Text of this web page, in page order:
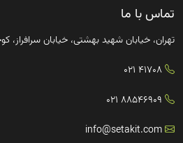
تماس با ما
تهران، خیابان شهید بهشتی، خیابان سرافراز، کوچه دوم،
41708 021
88546909 021
info@setakit.com